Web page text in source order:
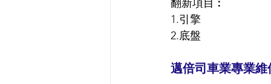
翻新項目︰
1.引擎
2.底盤
邁倍司車業專業維